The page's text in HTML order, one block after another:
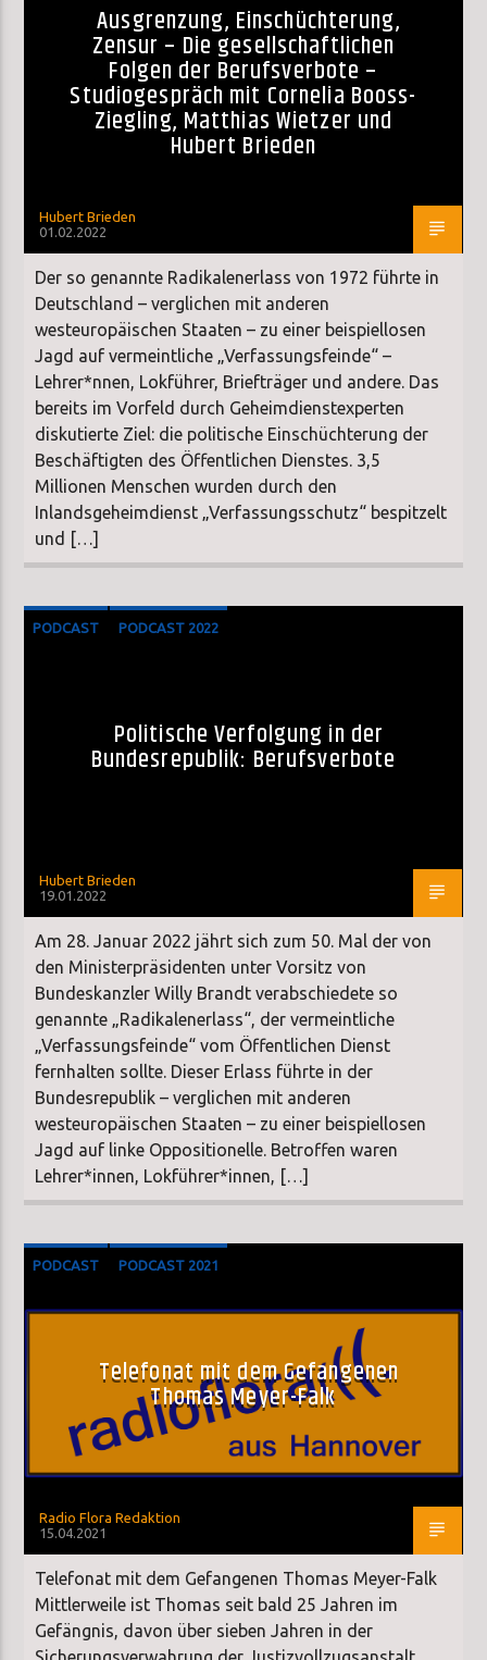
Ausgrenzung, Einschüchterung,
Zensur – Die gesellschaftlichen
Folgen der Berufsverbote –
Studiogespräch mit Cornelia Booss-
Ziegling, Matthias Wietzer und
Hubert Brieden
Hubert Brieden
01.02.2022
Der so genannte Radikalenerlass von 1972 führte in
Deutschland – verglichen mit anderen
westeuropäischen Staaten – zu einer beispiellosen
Jagd auf vermeintliche „Verfassungsfeinde“ –
Lehrer*nnen, Lokführer, Briefträger und andere. Das
bereits im Vorfeld durch Geheimdienstexperten
diskutierte Ziel: die politische Einschüchterung der
Beschäftigten des Öffentlichen Dienstes. 3,5
Millionen Menschen wurden durch den
Inlandsgeheimdienst „Verfassungsschutz“ bespitzelt
und […]
PODCAST PODCAST 2022
Politische Verfolgung in der
Bundesrepublik: Berufsverbote
Hubert Brieden
19.01.2022
Am 28. Januar 2022 jährt sich zum 50. Mal der von
den Ministerpräsidenten unter Vorsitz von
Bundeskanzler Willy Brandt verabschiedete so
genannte „Radikalenerlass“, der vermeintliche
„Verfassungsfeinde“ vom Öffentlichen Dienst
fernhalten sollte. Dieser Erlass führte in der
Bundesrepublik – verglichen mit anderen
westeuropäischen Staaten – zu einer beispiellosen
Jagd auf linke Oppositionelle. Betroffen waren
Lehrer*innen, Lokführer*innen, […]
PODCAST PODCAST 2021
Telefonat mit dem Gefangenen
Thomas Meyer-Falk
Radio Flora Redaktion
15.04.2021
Telefonat mit dem Gefangenen Thomas Meyer-Falk
Mittlerweile ist Thomas seit bald 25 Jahren im
Gefängnis, davon über sieben Jahren in der